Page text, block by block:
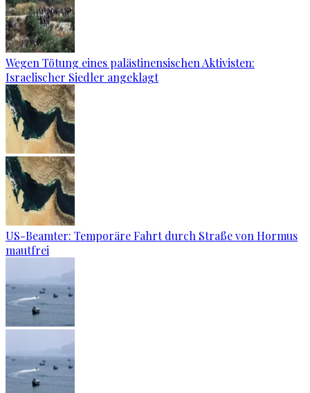
Wegen Tötung eines palästinensischen Aktivisten:
Israelischer Siedler angeklagt
US-Beamter: Temporäre Fahrt durch Straße von Hormus
mautfrei